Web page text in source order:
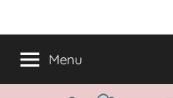
naarjufinger.nl
het
onderwijs
Menu